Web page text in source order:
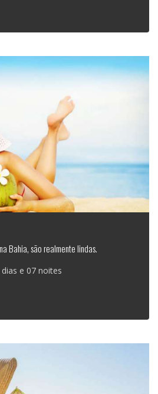
Bahia, são realmente lindas.
dias e 07 noites